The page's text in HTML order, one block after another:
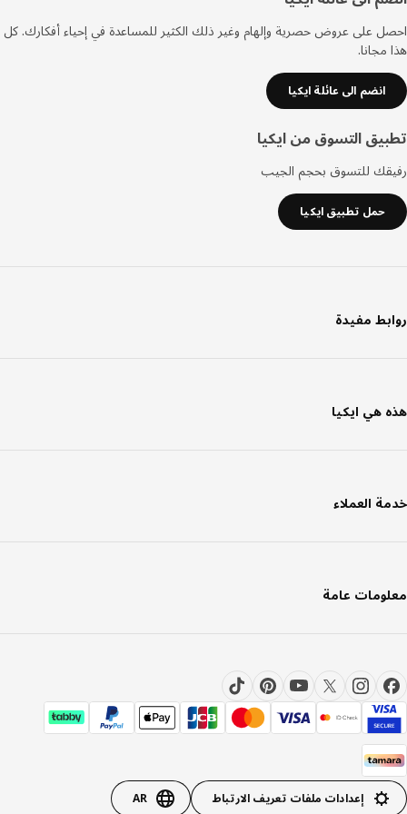
على عروض حصرية وإلهام وغير ذلك الكثير للمساعدة في إحياء أفكارك. كل
انضم الى عائلة ايكيا
التسوق من ايكيا
للتسوق بحجم الجيب
حمل تطبيق ايكيا
مفيدة
هي ايكيا
العملاء
عامة
إعدادات ملفات تعريف الارتباط AR